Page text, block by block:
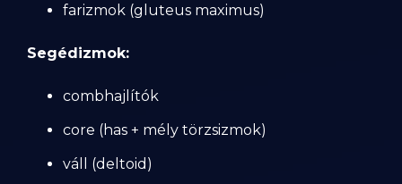
farizmok (gluteus maximus)
Segédizmok:
combhajlítók
core (has + mély törzsizmok)
váll (deltoid)